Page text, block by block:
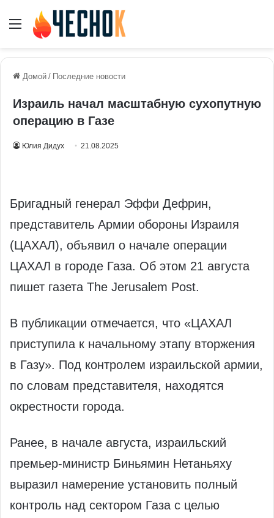
Меню
Домой / Последние новости
Израиль начал масштабную сухопутную
операцию в Газе
Юлия Дидух 21.08.2025
Бригадный генерал Эффи Дефрин,
представитель Армии обороны Израиля
(ЦАХАЛ), объявил о начале операции
ЦАХАЛ в городе Газа. Об этом 21 августа
пишет газета The Jerusalem Post.
В публикации отмечается, что «ЦАХАЛ
приступила к начальному этапу вторжения
в Газу». Под контролем израильской армии,
по словам представителя, находятся
окрестности города.
Ранее, в начале августа, израильский
премьер-министр Биньямин Нетаньяху
выразил намерение установить полный
контроль над сектором Газа с целью